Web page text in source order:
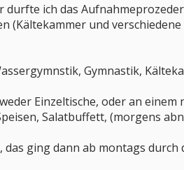
ich das
(Kältekammer und
Gymnastik,
Einzeltische, oder an
Salatbuffett, (morgens
ging dann ab montags